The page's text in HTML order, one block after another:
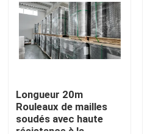
À la maison
Produits
Le spectacle VR
Longueur 20m
Rouleaux de mailles
soudés avec haute
résistance à la